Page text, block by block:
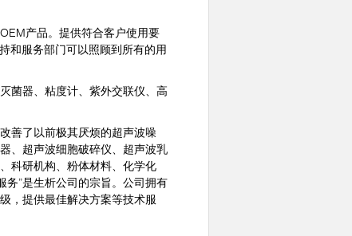
产品。提供符合客户使用要
和服务部门可以照顾到所有的用
菌器、粘度计、紫外交联仪、高
善了以前极其厌烦的超声波噪
、超声波细胞破碎仪、超声波乳
科研机构、粉体材料、化学化
”是生析公司的宗旨。公司拥有
，提供最佳解决方案等技术服